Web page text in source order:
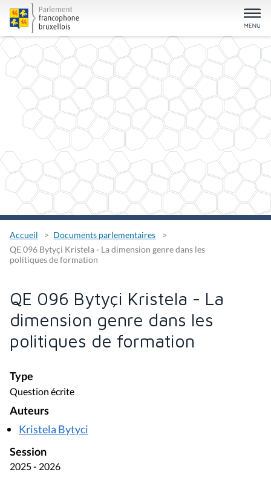
Accueil
Documents parlementaires
QE 096 Bytyçi Kristela - La dimension genre dans les
politiques de formation
QE 096 Bytyçi Kristela - La
dimension genre dans les
politiques de formation
Type
Question écrite
Auteurs
Kristela Bytyci
Session
2025 - 2026